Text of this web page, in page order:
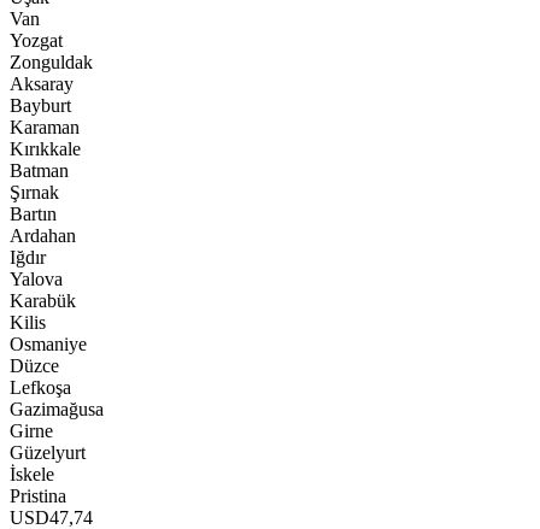
Van
Yozgat
Zonguldak
Aksaray
Bayburt
Karaman
Kırıkkale
Batman
Şırnak
Bartın
Ardahan
Iğdır
Yalova
Karabük
Kilis
Osmaniye
Düzce
Lefkoşa
Gazimağusa
Girne
Güzelyurt
İskele
Pristina
USD47,74